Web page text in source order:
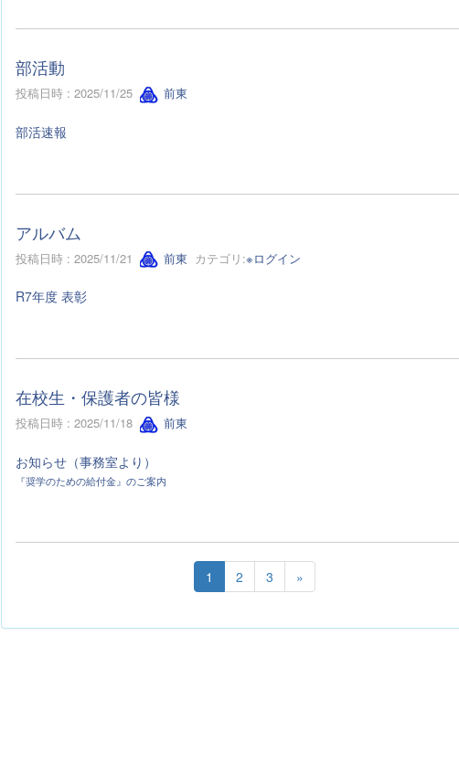
部活動
投稿日時 : 2025/11/25 前東
部活速報
アルバム
投稿日時 : 2025/11/21 前東 カテゴリ:※ログイン
R7年度 表彰
在校生・保護者の皆様
投稿日時 : 2025/11/18 前東
お知らせ（事務室より）
『奨学のための給付金』のご案内
1 2 3 »